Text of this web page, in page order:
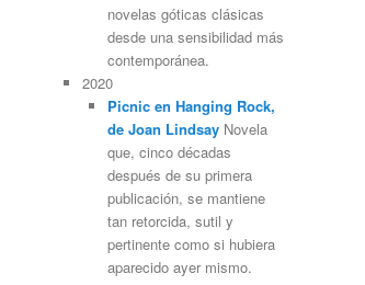
novelas góticas clásicas
desde una sensibilidad más
contemporánea.
2020
Picnic en Hanging Rock,
de Joan LindsayNovela
que, cinco décadas
después de su primera
publicación, se mantiene
tan retorcida, sutil y
pertinente como si hubiera
aparecido ayer mismo.